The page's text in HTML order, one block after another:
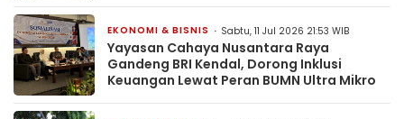
EKONOMI & BISNIS Sabtu, 11 Jul 2026 21:53 WIB
Yayasan Cahaya Nusantara Raya
Gandeng BRI Kendal, Dorong Inklusi
Keuangan Lewat Peran BUMN Ultra Mikro